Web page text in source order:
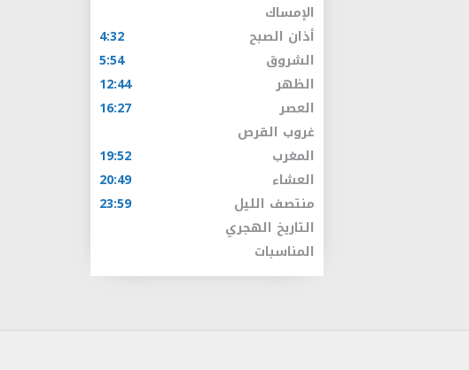
الإمساك
أذان الصبح
4:32
الشروق
5:54
الظهر
12:44
العصر
16:27
غروب القرص
المغرب
19:52
العشاء
20:49
منتصف الليل
23:59
التاريخ الهجري
المناسبات